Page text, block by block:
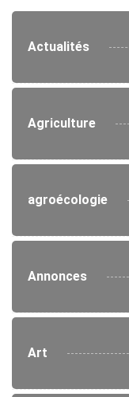
Actualités
Agriculture
agroécologie
Annonces
Art